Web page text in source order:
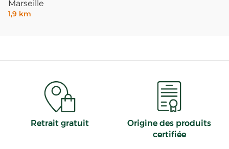
Marseille
1,9 km
Retrait gratuit
Origine des produits
certifiée